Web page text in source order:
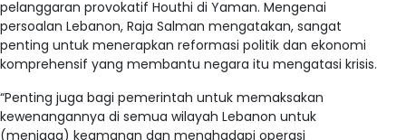
pelanggaran provokatif Houthi di Yaman. Mengenai
persoalan Lebanon, Raja Salman mengatakan, sangat
penting untuk menerapkan reformasi politik dan ekonomi
komprehensif yang membantu negara itu mengatasi krisis.
“Penting juga bagi pemerintah untuk memaksakan
kewenangannya di semua wilayah Lebanon untuk
(menjaga) keamanan dan menghadapi operasi